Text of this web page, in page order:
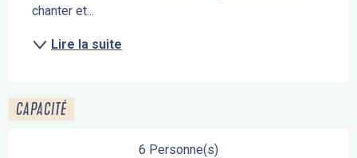
chanter et...
Lire la suite
CAPACITÉ
6 Personne(s)